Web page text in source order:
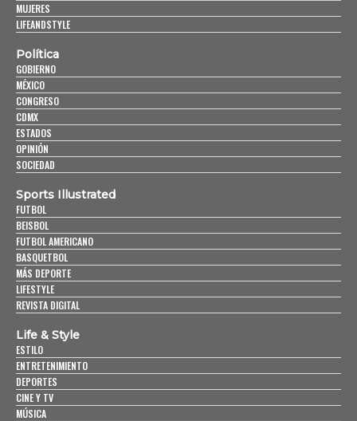
MUJERES
LIFEANDSTYLE
Política
GOBIERNO
MÉXICO
CONGRESO
CDMX
ESTADOS
OPINIÓN
SOCIEDAD
Sports Illustrated
FUTBOL
BEISBOL
FUTBOL AMERICANO
BASQUETBOL
MÁS DEPORTE
LIFESTYLE
REVISTA DIGITAL
Life & Style
ESTILO
ENTRETENIMIENTO
DEPORTES
CINE Y TV
MÚSICA